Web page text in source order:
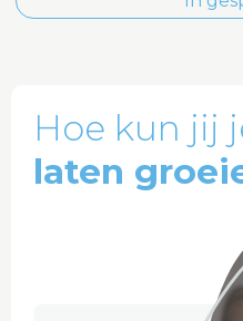
Hoe kun jij
laten